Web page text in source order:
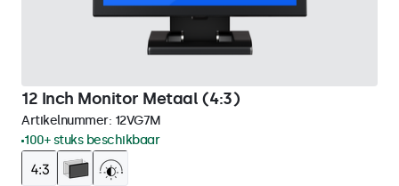
12 Inch Monitor Metaal (4:3)
Artikelnummer: 12VG7M
100+ stuks beschikbaar